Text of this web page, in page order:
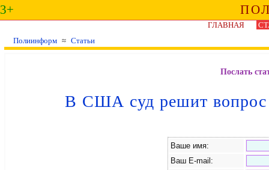
3+
ГЛАВНАЯ
Полиинформ ≈ Статьи
Послать
В США суд решит вопрос
Ваше имя:
Ваш E-mail: